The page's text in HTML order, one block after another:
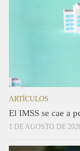
ARTÍCULOS
El IMSS se cae a
1 DE AGOSTO DE